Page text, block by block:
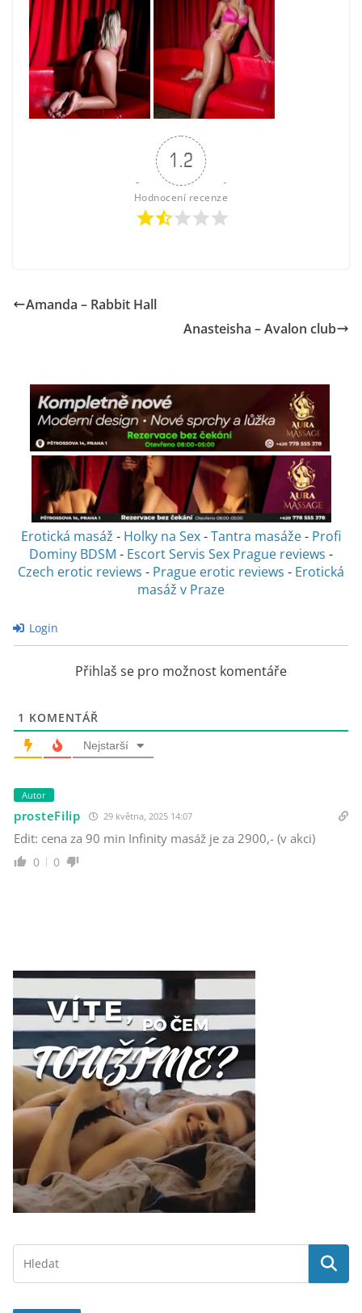
1.2
Hodnocení recenze
Amanda – Rabbit Hall
Anasteisha – Avalon club
Erotická masáž - Holky na Sex-Tantra masáže- Profi
Dominy BDSM - Escort Servis Sex Prague reviews -
Czech erotic reviews - Prague erotic reviews - Erotická
masáž v Praze
Login
Přihlaš se pro možnost komentáře
1 KOMENTÁŘ
Nejstarší
Autor
prosteFilip 29 května, 2025 14:07
Edit: cena za 90 min Infinity masáž je za 2900,- (v akci)
0 0